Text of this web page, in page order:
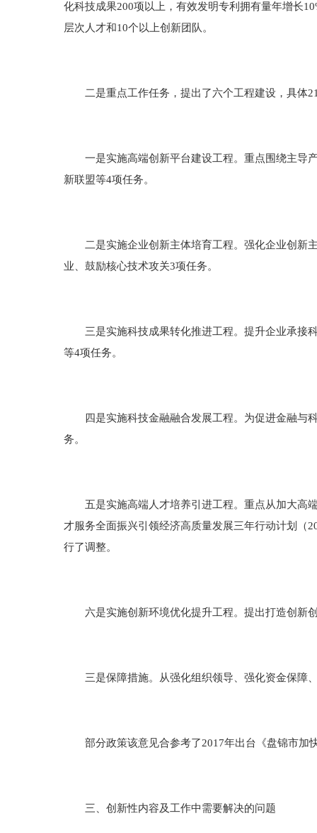
化科技成果200项以上，有效发明专利拥有量年增长
层次人才和10个以上创新团队。
二是重点工作任务，提出了六个工程建设，具体
一是实施高端创新平台建设工程。重点围绕主导产
新联盟等4项任务。
二是实施企业创新主体培育工程。强化企业创新主
业、鼓励核心技术攻关3项任务。
三是实施科技成果转化推进工程。提升企业承接科
等4项任务。
四是实施科技金融融合发展工程。为促进金融与科
务。
五是实施高端人才培养引进工程。重点从加大高端
才服务全面振兴引领经济高质量发展三年行动计划（
行了调整。
六是实施创新环境优化提升工程。提出打造创新创
三是保障措施。从强化组织领导、强化资金保障
部分政策该意见合参考了2017年出台《盘锦市加
三、创新性内容及工作中需要解决的问题